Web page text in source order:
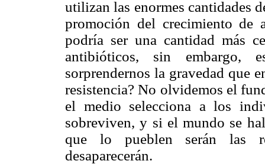
utilizan las enormes cantidades
promoción del crecimiento de
podría ser una cantidad más
antibióticos, sin embargo,
sorprendernos la gravedad que
resistencia? No olvidemos el
el medio selecciona a los
sobreviven, y si el mundo se
que lo pueblen serán las
desaparecerán.